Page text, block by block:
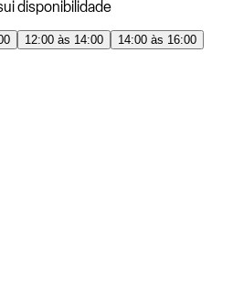
disponibilidade
12:00 às 14:00
14:00 às 16:00